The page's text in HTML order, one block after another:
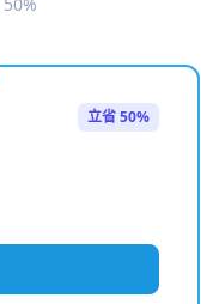
立省 50%